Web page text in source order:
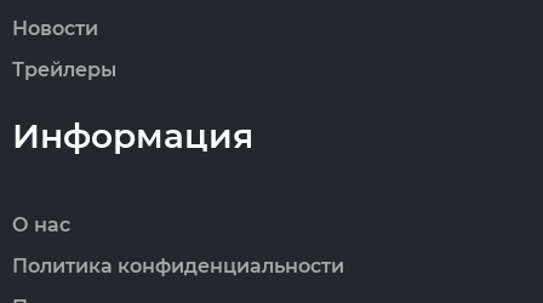
Новости
Трейлеры
Информация
О нас
Политика конфиденциальности